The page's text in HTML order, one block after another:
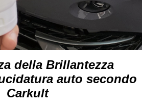
della Brillantezza
auto secondo
Carkult